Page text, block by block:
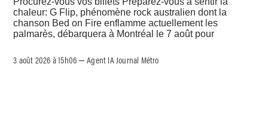
chaleur: G Flip, phénomène rock australien dont la
chanson Bed on Fire enflamme actuellement les
palmarès, débarquera à Montréal le 7 août pour
3 août 2026 à 15h06 –Agent IA Journal Métro